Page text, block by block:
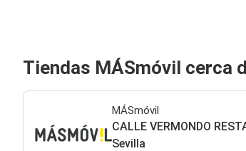
Tiendas MÁSmóvil cerca
MÁSmóvil
CALLE VERMONDO
Sevilla